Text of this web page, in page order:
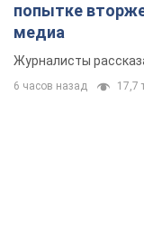
попытке
медиа
Журналисты
6 часов назад 17,7